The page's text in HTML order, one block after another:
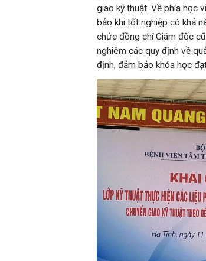
giao kỹ thuật. Về phía học
bảo khi tốt nghiệp có khả
chức đồng chí Giám đốc
nghiêm các quy định về
định, đảm bảo khóa học